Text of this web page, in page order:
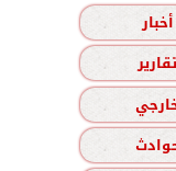
أخبار
تقارير